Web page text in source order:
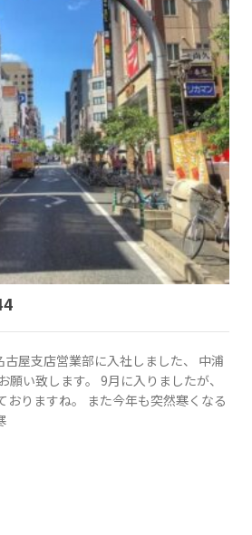
古屋支店営業部に入社しました、 中浦
願い致します。 9月に入りましたが、
おりますね。 また今年も突然寒くなる